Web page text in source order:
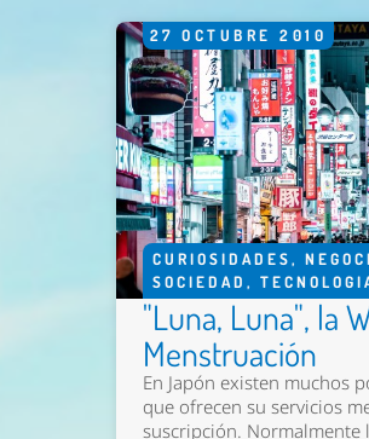
27 OCTUBRE 2010
CURIOSIDADES,
SOCIEDAD,
"Luna, Luna", la
Menstruación
En Japón existen muchos
que ofrecen su servicios
suscripción. Normalmente